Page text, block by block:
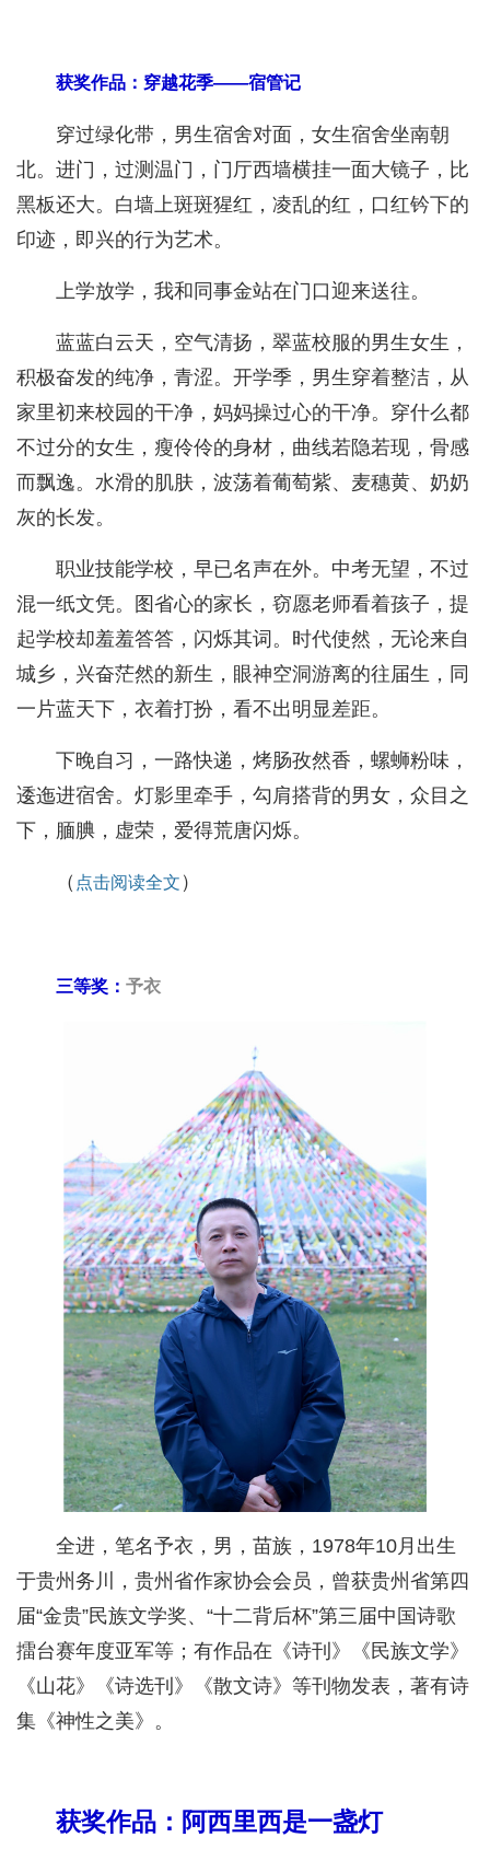
获奖作品：穿越花季——宿管记
穿过绿化带，男生宿舍对面，女生宿舍坐南朝
北。进门，过测温门，门厅西墙横挂一面大镜子，比
黑板还大。白墙上斑斑猩红，凌乱的红，口红钤下的
印迹，即兴的行为艺术。
上学放学，我和同事金站在门口迎来送往。
蓝蓝白云天，空气清扬，翠蓝校服的男生女生，
积极奋发的纯净，青涩。开学季，男生穿着整洁，从
家里初来校园的干净，妈妈操过心的干净。穿什么都
不过分的女生，瘦伶伶的身材，曲线若隐若现，骨感
而飘逸。水滑的肌肤，波荡着葡萄紫、麦穗黄、奶奶
灰的长发。
职业技能学校，早已名声在外。中考无望，不过
混一纸文凭。图省心的家长，窃愿老师看着孩子，提
起学校却羞羞答答，闪烁其词。时代使然，无论来自
城乡，兴奋茫然的新生，眼神空洞游离的往届生，同
一片蓝天下，衣着打扮，看不出明显差距。
下晚自习，一路快递，烤肠孜然香，螺蛳粉味，
逶迤进宿舍。灯影里牵手，勾肩搭背的男女，众目之
下，腼腆，虚荣，爱得荒唐闪烁。
（ 点击阅读全文 ）
三等奖： 予衣
全进，笔名予衣，男，苗族，1978年10月出生
于贵州务川，贵州省作家协会会员，曾获贵州省第四
届“金贵”民族文学奖、“十二背后杯”第三届中国诗歌
擂台赛年度亚军等；有作品在《诗刊》《民族文学》
《山花》《诗选刊》《散文诗》等刊物发表，著有诗
集《神性之美》。
获奖作品：阿西里西是一盏灯